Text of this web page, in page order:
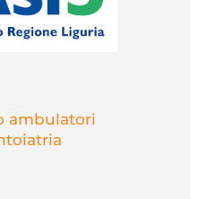
ambulatori